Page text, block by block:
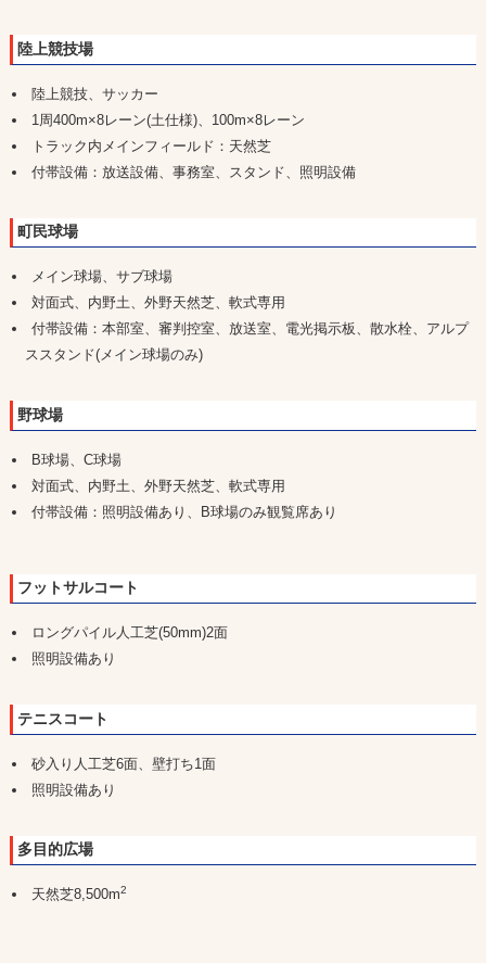
陸上競技場
陸上競技、サッカー
1周400m×8レーン(土仕様)、100m×8レーン
トラック内メインフィールド：天然芝
付帯設備：放送設備、事務室、スタンド、照明設備
町民球場
メイン球場、サブ球場
対面式、内野土、外野天然芝、軟式専用
付帯設備：本部室、審判控室、放送室、電光掲示板、散水栓、アルプ
ススタンド(メイン球場のみ)
野球場
B球場、C球場
対面式、内野土、外野天然芝、軟式専用
付帯設備：照明設備あり、B球場のみ観覧席あり
フットサルコート
ロングパイル人工芝(50mm)2面
照明設備あり
テニスコート
砂入り人工芝6面、壁打ち1面
照明設備あり
多目的広場
天然芝8,500m2